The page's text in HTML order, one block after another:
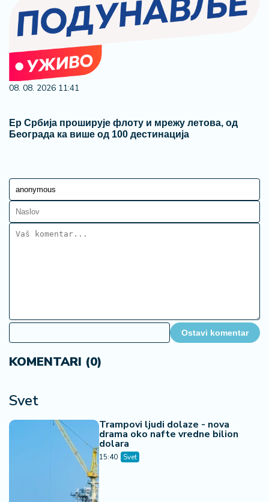
08. 08. 2026 11:41
Ер Србија проширује флоту и мрежу летова, од
Београда ка више од 100 дестинација
Ostavi komentar
KOMENTARI (0)
Svet
Trampovi ljudi dolaze - nova
drama oko nafte vredne bilion
dolara
15:40 Svet